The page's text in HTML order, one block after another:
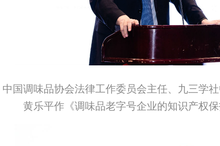
中国调味品协会法律工作委员会主任、九三学
黄乐平作《调味品老字号企业的知识产权